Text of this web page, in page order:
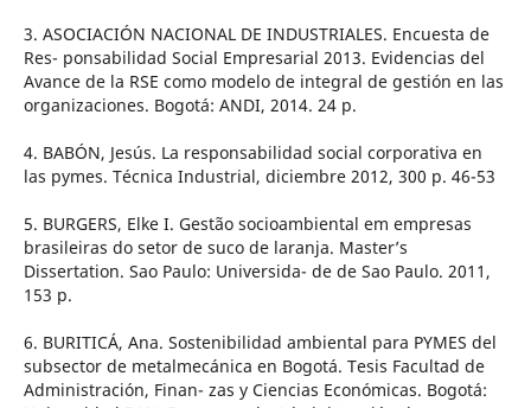
3. ASOCIACIÓN NACIONAL DE INDUSTRIALES. Encuesta de
Res- ponsabilidad Social Empresarial 2013. Evidencias del
Avance de la RSE como modelo de integral de gestión en las
organizaciones. Bogotá: ANDI, 2014. 24 p.
4. BABÓN, Jesús. La responsabilidad social corporativa en
las pymes. Técnica Industrial, diciembre 2012, 300 p. 46-53
5. BURGERS, Elke I. Gestão socioambiental em empresas
brasileiras do setor de suco de laranja. Master’s
Dissertation. Sao Paulo: Universida- de de Sao Paulo. 2011,
153 p.
6. BURITICÁ, Ana. Sostenibilidad ambiental para PYMES del
subsector de metalmecánica en Bogotá. Tesis Facultad de
Administración, Finan- zas y Ciencias Económicas. Bogotá: